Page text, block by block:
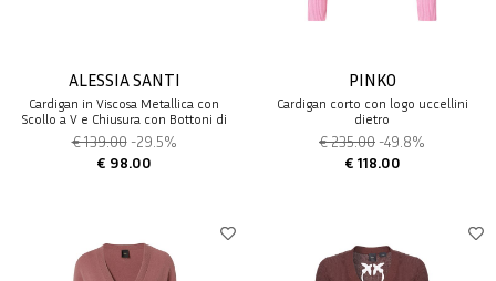
ALESSIA SANTI
Cardigan in Viscosa Metallica con
Scollo a V e Chiusura con Bottoni di
Alessia Santi
€ 139.00 -29.5%
€ 98.00
PINKO
Cardigan corto con logo uccellini
dietro
€ 235.00 -49.8%
€ 118.00